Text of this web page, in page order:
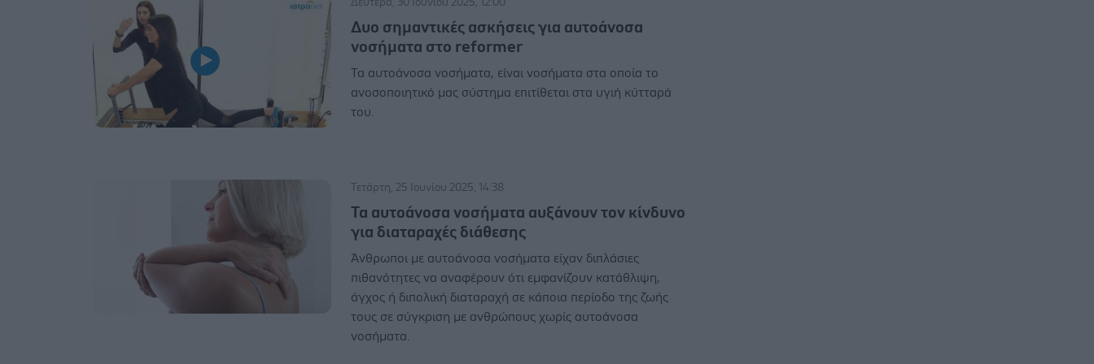
Δυο σημαντικές ασκήσεις για αυτοάνοσα
νοσήματα στο reformer
Τα αυτοάνοσα νοσήματα, είναι νοσήματα στα οποία το
ανοσοποιητικό μας σύστημα επιτίθεται στα υγιή κύτταρά
του.
Τετάρτη, 25 Ιουνίου 2025, 14:38
Τα αυτοάνοσα νοσήματα αυξάνουν τον κίνδυνο
για διαταραχές διάθεσης
Άνθρωποι με αυτοάνοσα νοσήματα είχαν διπλάσιες
πιθανότητες να αναφέρουν ότι εμφανίζουν κατάθλιψη,
άγχος ή διπολική διαταραχή σε κάποια περίοδο της ζωής
τους σε σύγκριση με ανθρώπους χωρίς αυτοάνοσα
νοσήματα.